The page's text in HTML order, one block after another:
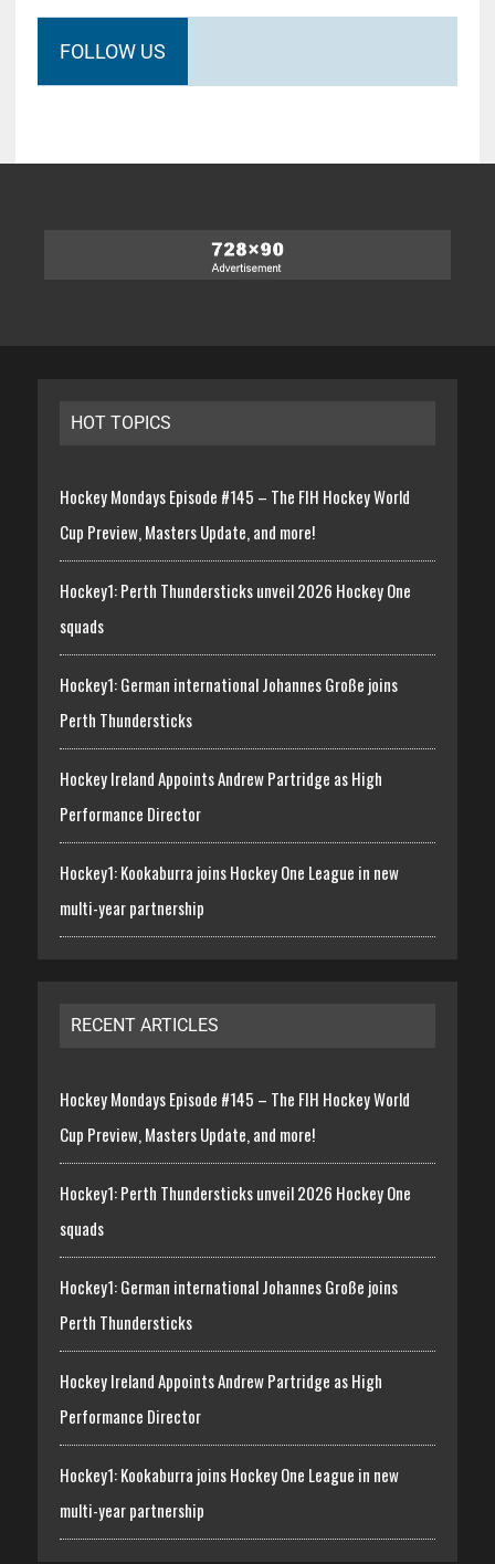
FOLLOW US
HOT TOPICS
Hockey Mondays Episode #145 – The FIH Hockey World
Cup Preview, Masters Update, and more!
Hockey1: Perth Thundersticks unveil 2026 Hockey One
squads
Hockey1: German international Johannes Große joins
Perth Thundersticks
Hockey Ireland Appoints Andrew Partridge as High
Performance Director
Hockey1: Kookaburra joins Hockey One League in new
multi-year partnership
RECENT ARTICLES
Hockey Mondays Episode #145 – The FIH Hockey World
Cup Preview, Masters Update, and more!
Hockey1: Perth Thundersticks unveil 2026 Hockey One
squads
Hockey1: German international Johannes Große joins
Perth Thundersticks
Hockey Ireland Appoints Andrew Partridge as High
Performance Director
Hockey1: Kookaburra joins Hockey One League in new
multi-year partnership